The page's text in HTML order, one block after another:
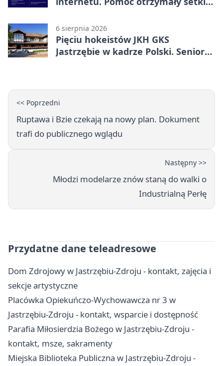
6 sierpnia 2026
Pięciu hokeistów JKH GKS
Jastrzębie w kadrze Polski. Seniorzy
<< Poprzedni
Ruptawa i Bzie czekają na nowy plan. Dokument
trafi do publicznego wglądu
Następny >>
Młodzi modelarze znów staną do walki o
Industrialną Perłę
Przydatne dane teleadresowe
Dom Zdrojowy w Jastrzębiu-Zdroju - kontakt, zajęcia i
sekcje artystyczne
Placówka Opiekuńczo-Wychowawcza nr 3 w
Jastrzębiu-Zdroju - kontakt, wsparcie i dostępność
Parafia Miłosierdzia Bożego w Jastrzębiu-Zdroju -
kontakt, msze, sakramenty
Miejska Biblioteka Publiczna w Jastrzębiu-Zdroju -